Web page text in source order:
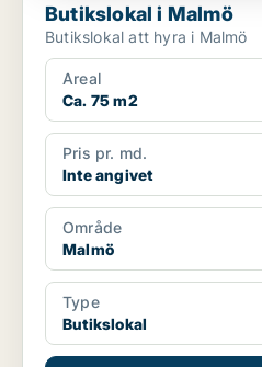
Butikslokal i Malmö
Butikslokal att hyra i Malmö
Areal
Ca. 75 m2
Pris pr. md.
Inte angivet
Område
Malmö
Type
Butikslokal